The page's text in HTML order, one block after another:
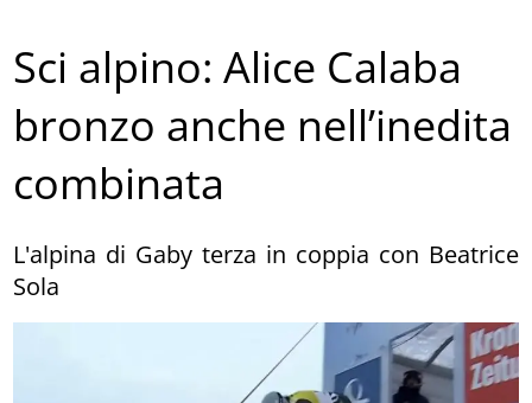
Sci alpino: Alice Calaba
bronzo anche nell’inedita
combinata
L'alpina di Gaby terza in coppia con Beatrice
Sola